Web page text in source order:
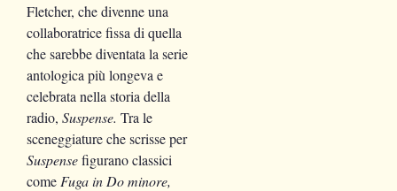
Fletcher, che divenne una
collaboratrice fissa di quella
che sarebbe diventata la serie
antologica più longeva e
celebrata nella storia della
radio, Suspense. Tra le
sceneggiature che scrisse per
Suspensefigurano classici
come Fuga in Do minore,